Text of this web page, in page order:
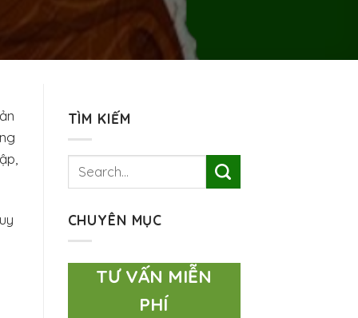
TÌM KIẾM
CHUYÊN MỤC
TƯ VẤN MIỄN
PHÍ